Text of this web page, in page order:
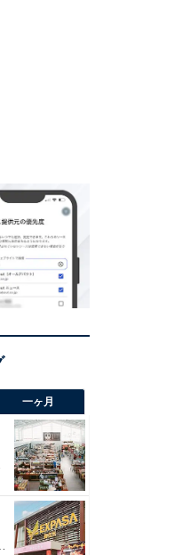
一ヶ月